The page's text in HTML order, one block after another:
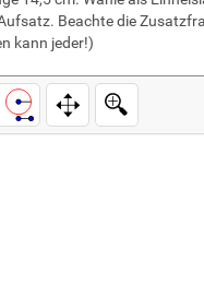
Beachte die
kann jeder!)